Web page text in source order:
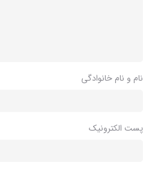
نام و نام خانوادگی
پست الکترونیک